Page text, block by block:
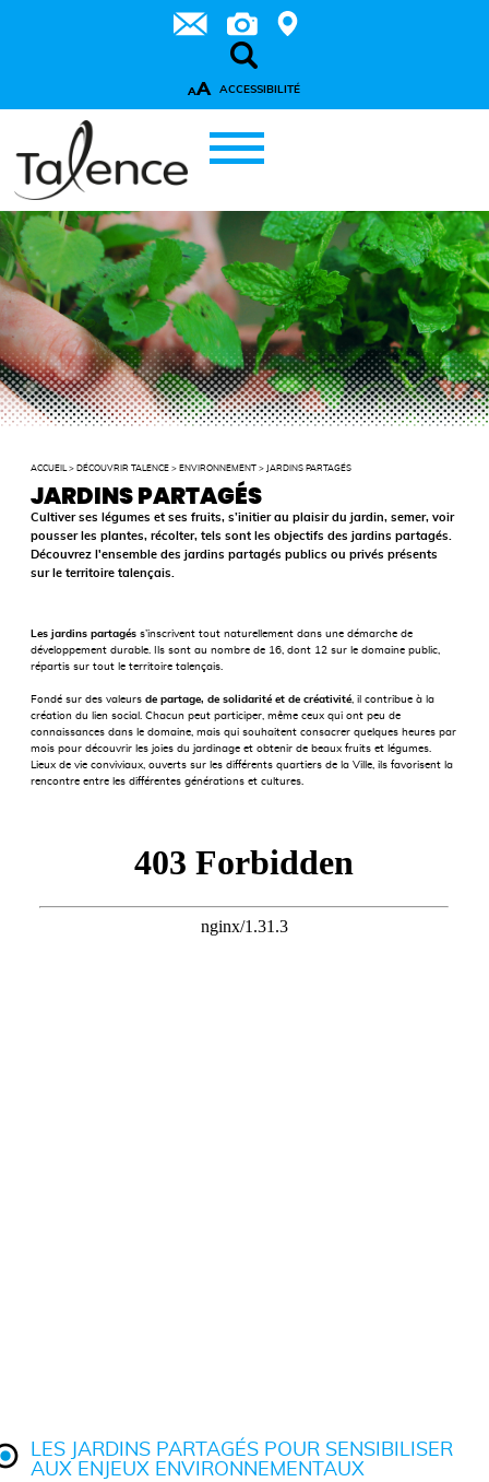
AA ACCESSIBILITÉ
ACCUEIL > DÉCOUVRIR TALENCE > ENVIRONNEMENT > JARDINS PARTAGÉS
JARDINS PARTAGÉS
Cultiver ses légumes et ses fruits, s’initier au plaisir du jardin, semer, voir
pousser les plantes, récolter, tels sont les objectifs des jardins partagés.
Découvrez l'ensemble des jardins partagés publics ou privés présents
sur le territoire talençais.
Les jardins partagés s’inscrivent tout naturellement dans une démarche de
développement durable. Ils sont au nombre de 16, dont 12 sur le domaine public,
répartis sur tout le territoire talençais.
Fondé sur des valeursde partage, de solidarité et de créativité , il contribue à la
création du lien social. Chacun peut participer, même ceux qui ont peu de
connaissances dans le domaine, mais qui souhaitent consacrer quelques heures par
mois pour découvrir les joies du jardinage et obtenir de beaux fruits et légumes.
Lieux de vie conviviaux, ouverts sur les différents quartiers de la Ville, ils favorisent la
rencontre entre les différentes générations et cultures.
LES JARDINS PARTAGÉS POUR SENSIBILISER
AUX ENJEUX ENVIRONNEMENTAUX